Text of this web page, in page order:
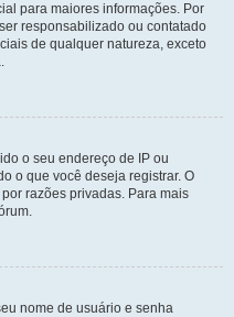
para maiores informações. Por
responsabilizado ou contatado
de qualquer natureza, exceto
o seu endereço de IP ou
o que você deseja registrar. O
razões privadas. Para mais
nome de usuário e senha